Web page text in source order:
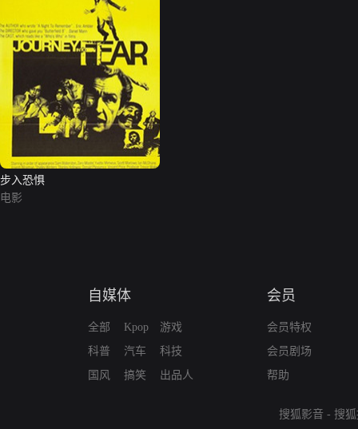
步入恐惧
电影
自媒体
全部
科普
国风
Kpop
汽车
搞笑
游戏
科技
出品人
会员
会员特权
会员剧场
帮助
搜狐影音 - 搜